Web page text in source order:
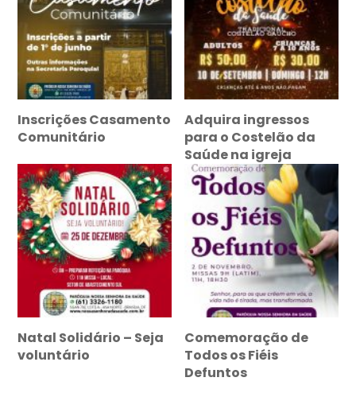
Inscrições Casamento
Comunitário
Adquira ingressos
para o Costelão da
Saúde na igreja
Natal Solidário – Seja
voluntário
Comemoração de
Todos os Fiéis
Defuntos